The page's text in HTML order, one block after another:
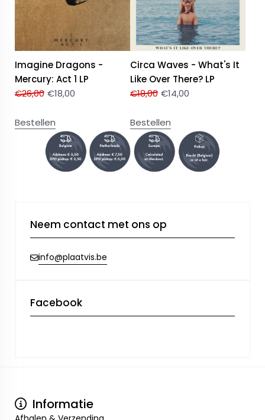
Imagine Dragons -
Mercury: Act 1 LP
€26,00 €18,00
Bestellen
Circa Waves - What's It
Like Over There? LP
€18,00 €14,00
Bestellen
Neem contact met ons op
info@plaatvis.be
Facebook
Informatie